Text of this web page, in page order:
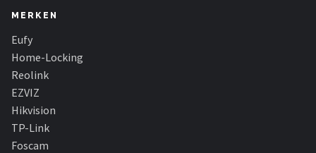
MERKEN
Eufy
Home-Locking
Reolink
EZVIZ
Hikvision
TP-Link
Foscam